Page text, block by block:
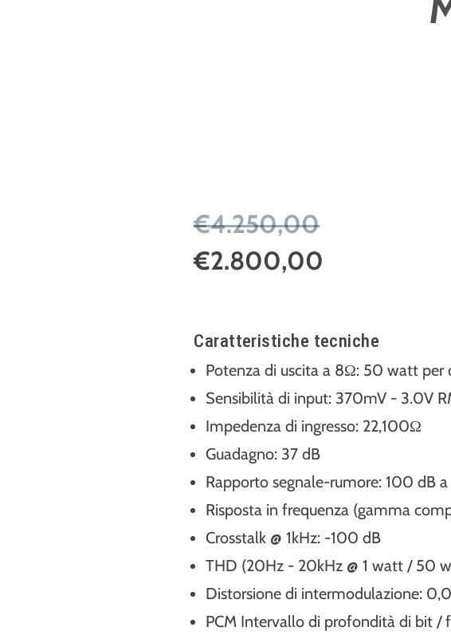
€4.250,00
€2.800,00
Caratteristiche tecniche
Potenza di uscita a 8Ω: 50 watt per
Sensibilità di input: 370mV - 3.0V
Impedenza di ingresso: 22,100Ω
Guadagno: 37 dB
Rapporto segnale-rumore: 100 dB
Risposta in frequenza (gamma
Crosstalk @ 1kHz: -100 dB
THD (20Hz - 20kHz @ 1 watt / 50
Distorsione di intermodulazione:
PCM Intervallo di profondità di bit /